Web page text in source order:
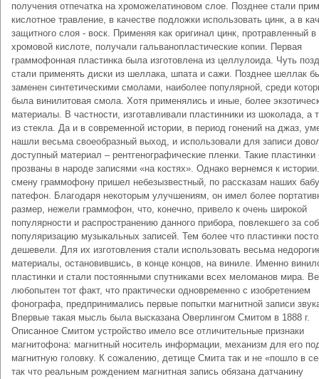
получения отпечатка на хроможелатиновом слое. Позднее стали
кислотное травление, в качестве подложки использовать цинк, а в
защитного слоя - воск. Применяя как оригинал цинк, протравленный в
хромовой кислоте, получали гальванопластические копии. Первая
граммофонная пластинка была изготовлена из целлулоида. Чуть
стали применять диски из шеллака, шпата и сажи. Позднее шеллак
заменен синтетическими смолами, наиболее популярной, среди
была винилитовая смола. Хотя применялись и иные, более
материалы. В частности, изготавливали пластинники из шоколада, а
из стекла. Да и в современной истории, в период гонений на джаз,
нашли весьма своеобразный выход, и использовали для записи
доступный материал – рентгенографические пленки. Такие
прозваны в народе записями «на костях». Однако вернемся к
смену граммофону пришел небезызвестный, по рассказам наших
патефон. Благодаря некоторым улучшениям, он имел более
размер, нежели граммофон, что, конечно, привело к очень широкой
популярности и распространению данного прибора, повлекшего за
популяризацию музыкальных записей. Тем более что пластинки
дешевели. Для их изготовления стали использовать весьма
материалы, остановившись, в конце концов, на виниле. Именно
пластинки и стали постоянными спутниками всех меломанов мира.
любопытен тот факт, что практически одновременно с изобретением
фонографа, предпринимались первые попытки магнитной записи
Впервые такая мысль была высказана Оверлингом Смитом в 1888 г.
Описанное Смитом устройство имело все отличительные признаки
магнитофона: магнитный носитель информации, механизм для его
магнитную головку. К сожалению, детище Смита так и не «пошло в
так что реальным рождением магнитная запись обязана датчанину